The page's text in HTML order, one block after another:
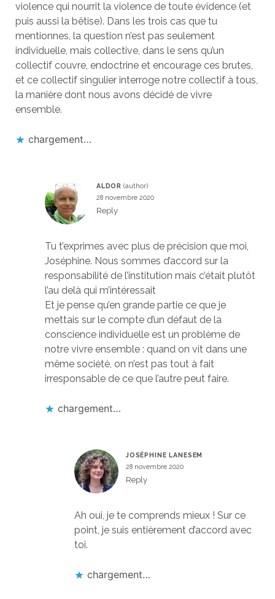
violence qui nourrit la violence de toute évidence (et
puis aussi la bêtise). Dans les trois cas que tu
mentionnes, la question n’est pas seulement
individuelle, mais collective, dans le sens qu’un
collectif couvre, endoctrine et encourage ces brutes,
et ce collectif singulier interroge notre collectif à tous,
la manière dont nous avons décidé de vivre
ensemble.
chargement…
ALDOR
28 novembre 2020
Reply
Tu t’exprimes avec plus de précision que moi,
Joséphine. Nous sommes d’accord sur la
responsabilité de l’institution mais c’était plutôt
l’au delà qui m’intéressait
Et je pense qu’en grande partie ce que je
mettais sur le compte d’un défaut de la
conscience individuelle est un problème de
notre vivre ensemble : quand on vit dans une
même société, on n’est pas tout à fait
irresponsable de ce que l’autre peut faire.
chargement…
JOSÉPHINE LANESEM
28 novembre 2020
Reply
Ah oui, je te comprends mieux ! Sur ce
point, je suis entièrement d’accord avec
toi.
chargement…